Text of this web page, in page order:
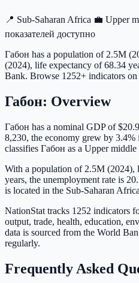
📍 Sub-Saharan Africa 💼 Upper
показателей доступно
Габон has a population of 2.5M
(2024), life expectancy of 68.34
Bank. Browse 1252+ indicators on
Габон: Overview
Габон has a nominal GDP of
8,230, the economy grew by
classifies Габон as a Upper
With a population of 2.5M (2024),
years, the unemployment rate is
is located in the Sub-Saharan
NationStat tracks 1252 indicators
output, trade, health, education,
data is sourced from the World
regularly.
Frequently Asked